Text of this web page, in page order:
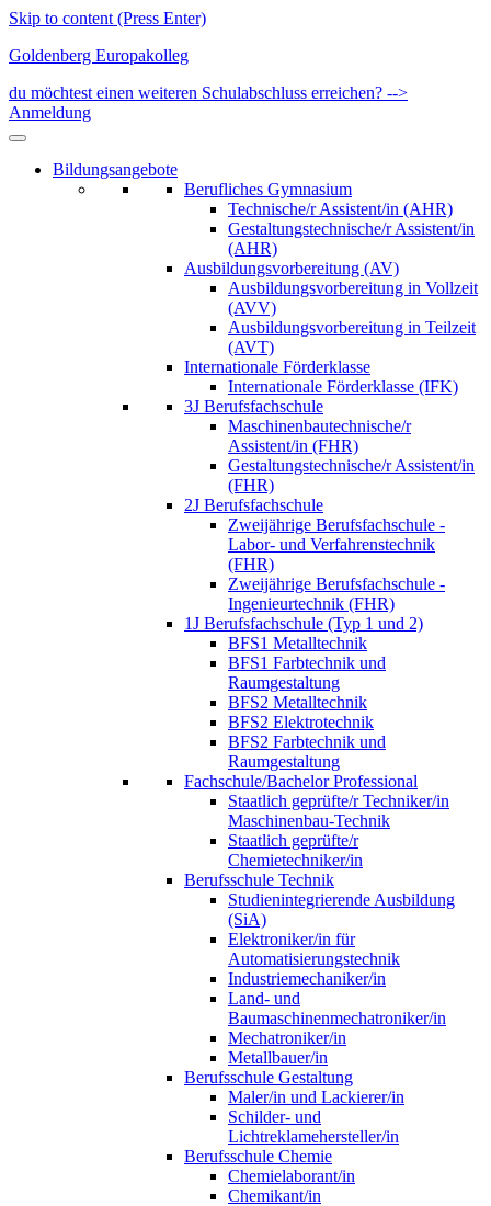
Skip to content (Press Enter)
Goldenberg Europakolleg
du möchtest einen weiteren Schulabschluss erreichen? -->
Anmeldung
Bildungsangebote
Berufliches Gymnasium
Technische/r Assistent/in (AHR)
Gestaltungstechnische/r Assistent/in
(AHR)
Ausbildungsvorbereitung (AV)
Ausbildungsvorbereitung in Vollzeit
(AVV)
Ausbildungsvorbereitung in Teilzeit
(AVT)
Internationale Förderklasse
Internationale Förderklasse (IFK)
3J Berufsfachschule
Maschinenbautechnische/r
Assistent/in (FHR)
Gestaltungstechnische/r Assistent/in
(FHR)
2J Berufsfachschule
Zweijährige Berufsfachschule -
Labor- und Verfahrenstechnik
(FHR)
Zweijährige Berufsfachschule -
Ingenieurtechnik (FHR)
1J Berufsfachschule (Typ 1 und 2)
BFS1 Metalltechnik
BFS1 Farbtechnik und
Raumgestaltung
BFS2 Metalltechnik
BFS2 Elektrotechnik
BFS2 Farbtechnik und
Raumgestaltung
Fachschule/Bachelor Professional
Staatlich geprüfte/r Techniker/in
Maschinenbau-Technik
Staatlich geprüfte/r
Chemietechniker/in
Berufsschule Technik
Studienintegrierende Ausbildung
(SiA)
Elektroniker/in für
Automatisierungstechnik
Industriemechaniker/in
Land- und
Baumaschinenmechatroniker/in
Mechatroniker/in
Metallbauer/in
Berufsschule Gestaltung
Maler/in und Lackierer/in
Schilder- und
Lichtreklamehersteller/in
Berufsschule Chemie
Chemielaborant/in
Chemikant/in